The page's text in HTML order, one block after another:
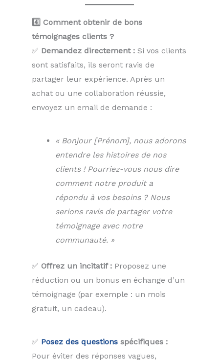
4️⃣ Comment obtenir de bons
témoignages clients ?
✅ Demandez directement : Si vos clients
sont satisfaits, ils seront ravis de
partager leur expérience. Après un
achat ou une collaboration réussie,
envoyez un email de demande :
« Bonjour [Prénom], nous adorons
entendre les histoires de nos
clients ! Pourriez-vous nous dire
comment notre produit a
répondu à vos besoins ? Nous
serions ravis de partager votre
témoignage avec notre
communauté. »
✅ Offrez un incitatif : Proposez une
réduction ou un bonus en échange d’un
témoignage (par exemple : un mois
gratuit, un cadeau).
✅ Posez des questions spécifiques :
Pour éviter des réponses vagues,